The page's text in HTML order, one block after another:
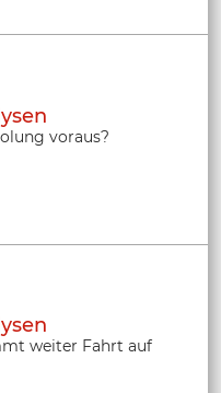
voraus?
weiter Fahrt auf